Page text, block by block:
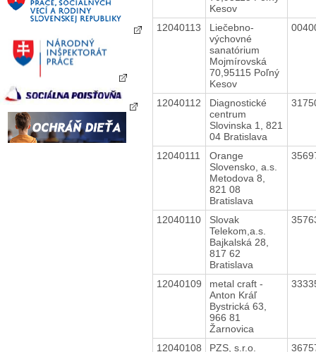
Kesov
12040113
Liečebno-
výchovné
sanatórium
Mojmírovská
70,95115 Poľný
Kesov
12040112
Diagnostické
centrum
Slovinska 1, 821
04 Bratislava
12040111
Orange
Slovensko, a.s.
Metodova 8,
821 08
Bratislava
12040110
Slovak
Telekom,a.s.
Bajkalská 28,
817 62
Bratislava
12040109
metal craft -
Anton Kráľ
Bystrická 63,
966 81
Žarnovica
12040108
PZS, s.r.o.